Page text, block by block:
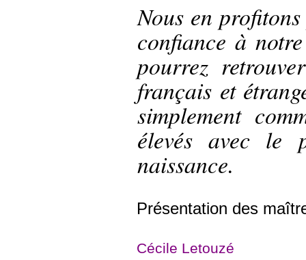
Nous en
confiance à
pourrez
français et
simplement
élevés avec le
naissance.
Présentation des
Cécile Letouzé